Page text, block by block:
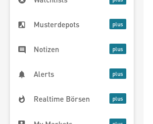
Musterdepots
Notizen
Alerts
Realtime Börsen